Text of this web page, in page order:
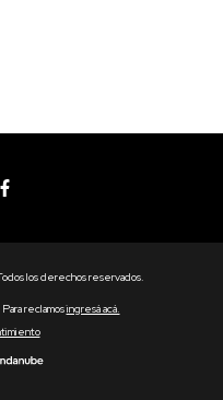
los derechos reservados.
reclamosingresá acá.